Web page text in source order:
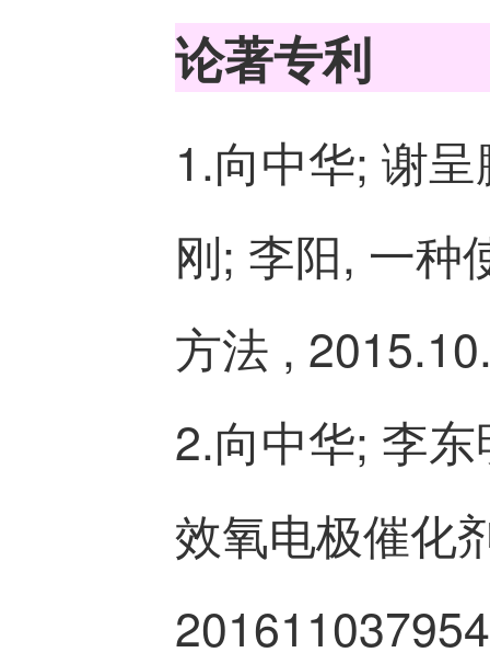
论著专利
1.向中华; 谢
刚; 李阳, 一种
方法 ,
2.向中华; 李
效氧电极催化